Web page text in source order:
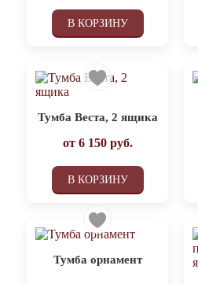
В КОРЗИНУ
Тумба Веста, 2 ящика
от 6 150руб.
В КОРЗИНУ
Тумба орнамент